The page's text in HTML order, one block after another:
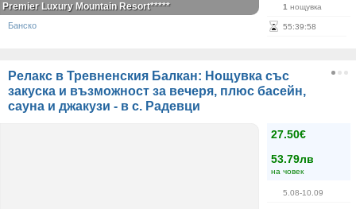
1 нощувка
55:39:58
Premier Luxury Mountain Resort*****
Банско
Релакс в Тревненския Балкан: Нощувка със
закуска и възможност за вечеря, плюс басейн,
сауна и джакузи - в с. Радевци
27.50€
53.79лв
на човек
5.08-10.09